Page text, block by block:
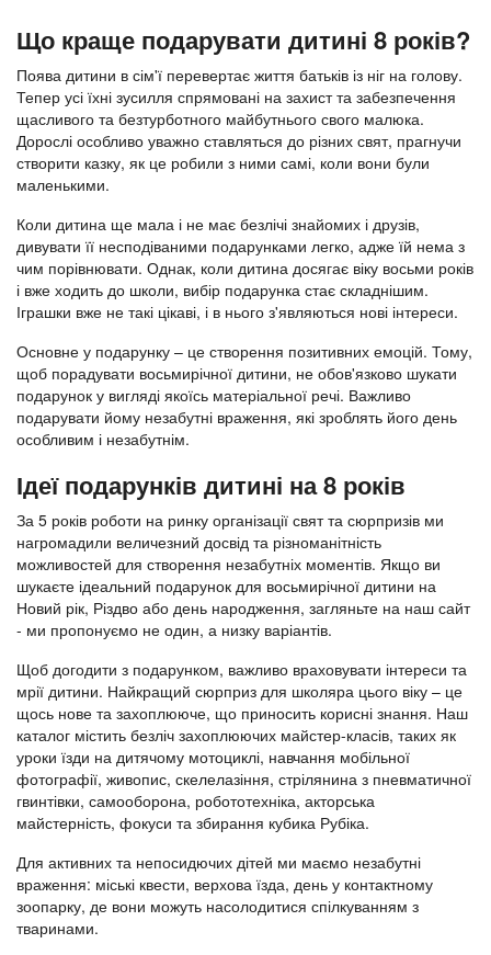
Що краще подарувати дитині 8 років?
Поява дитини в сім'ї перевертає життя батьків із ніг на голову.
Тепер усі їхні зусилля спрямовані на захист та забезпечення
щасливого та безтурботного майбутнього свого малюка.
Дорослі особливо уважно ставляться до різних свят, прагнучи
створити казку, як це робили з ними самі, коли вони були
маленькими.
Коли дитина ще мала і не має безлічі знайомих і друзів,
дивувати її несподіваними подарунками легко, адже їй нема з
чим порівнювати. Однак, коли дитина досягає віку восьми років
і вже ходить до школи, вибір подарунка стає складнішим.
Іграшки вже не такі цікаві, і в нього з'являються нові інтереси.
Основне у подарунку – це створення позитивних емоцій. Тому,
щоб порадувати восьмирічної дитини, не обов'язково шукати
подарунок у вигляді якоїсь матеріальної речі. Важливо
подарувати йому незабутні враження, які зроблять його день
особливим і незабутнім.
Ідеї подарунків дитині на 8 років
За 5 років роботи на ринку організації свят та сюрпризів ми
нагромадили величезний досвід та різноманітність
можливостей для створення незабутніх моментів. Якщо ви
шукаєте ідеальний подарунок для восьмирічної дитини на
Новий рік, Різдво або день народження, загляньте на наш сайт
- ми пропонуємо не один, а низку варіантів.
Щоб догодити з подарунком, важливо враховувати інтереси та
мрії дитини. Найкращий сюрприз для школяра цього віку – це
щось нове та захоплююче, що приносить корисні знання. Наш
каталог містить безліч захоплюючих майстер-класів, таких як
уроки їзди на дитячому мотоциклі, навчання мобільної
фотографії, живопис, скелелазіння, стрілянина з пневматичної
гвинтівки, самооборона, робототехніка, акторська
майстерність, фокуси та збирання кубика Рубіка.
Для активних та непосидючих дітей ми маємо незабутні
враження: міські квести, верхова їзда, день у контактному
зоопарку, де вони можуть насолодитися спілкуванням з
тваринами.